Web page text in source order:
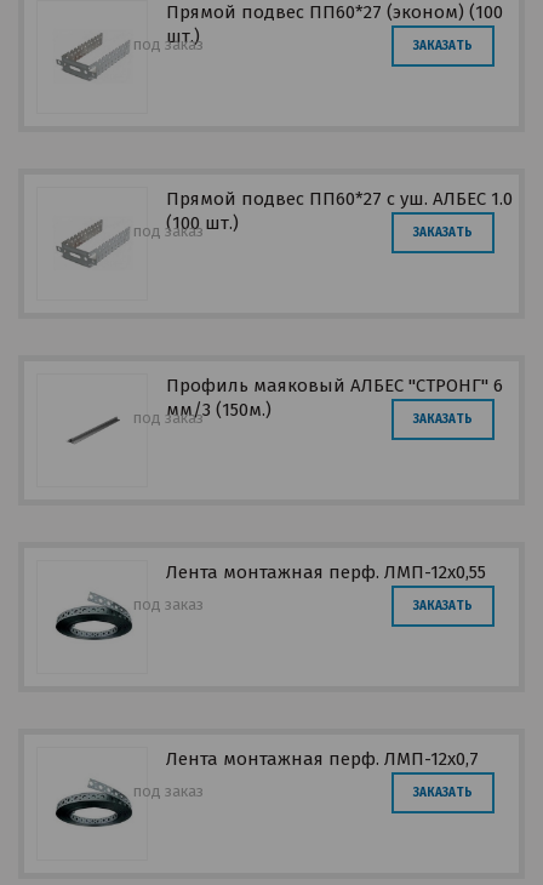
Прямой подвес ПП60*27 (эконом) (100
шт.)
под заказ ЗАКАЗАТЬ
Прямой подвес ПП60*27 с уш. АЛБЕС 1.0
(100 шт.)
под заказ ЗАКАЗАТЬ
Профиль маяковый АЛБЕС "СТРОНГ" 6
мм/3 (150м.)
под заказ ЗАКАЗАТЬ
Лента монтажная перф. ЛМП-12х0,55
под заказ ЗАКАЗАТЬ
Лента монтажная перф. ЛМП-12х0,7
под заказ ЗАКАЗАТЬ